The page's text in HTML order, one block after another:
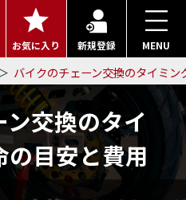
お気に入り 新規登録 MENU
バイクのチェーン交換のタイミ
交換のタイ
の目安と費用